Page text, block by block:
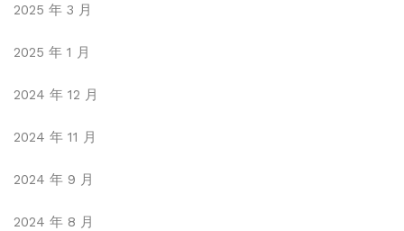
2025 年 3 月
2025 年 1 月
2024 年 12 月
2024 年 11 月
2024 年 9 月
2024 年 8 月